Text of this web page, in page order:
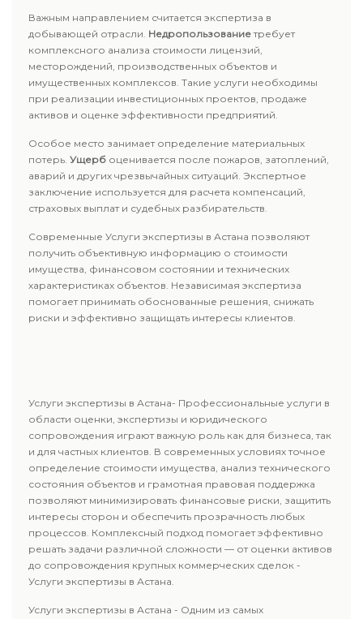
Важным направлением считается экспертиза в
добывающей отрасли. Недропользованиетребует
комплексного анализа стоимости лицензий,
месторождений, производственных объектов и
имущественных комплексов. Такие услуги необходимы
при реализации инвестиционных проектов, продаже
активов и оценке эффективности предприятий.
Особое место занимает определение материальных
потерь. Ущерб оценивается после пожаров, затоплений,
аварий и других чрезвычайных ситуаций. Экспертное
заключение используется для расчета компенсаций,
страховых выплат и судебных разбирательств.
Современные Услуги экспертизы в Астана позволяют
получить объективную информацию о стоимости
имущества, финансовом состоянии и технических
характеристиках объектов. Независимая экспертиза
помогает принимать обоснованные решения, снижать
риски и эффективно защищать интересы клиентов.
Услуги экспертизы в Астана- Профессиональные услуги в
области оценки, экспертизы и юридического
сопровождения играют важную роль как для бизнеса, так
и для частных клиентов. В современных условиях точное
определение стоимости имущества, анализ технического
состояния объектов и грамотная правовая поддержка
позволяют минимизировать финансовые риски, защитить
интересы сторон и обеспечить прозрачность любых
процессов. Комплексный подход помогает эффективно
решать задачи различной сложности — от оценки активов
до сопровождения крупных коммерческих сделок -
Услуги экспертизы в Астана.
Услуги экспертизы в Астана - Одним из самых